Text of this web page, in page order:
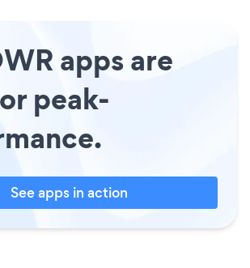
apps are
peak-
See apps in action